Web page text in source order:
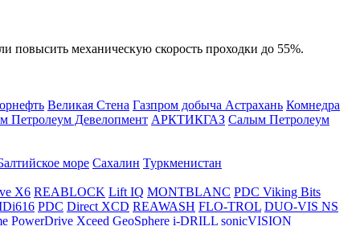
повысить механическую скорость проходки до 55%.
Великая Стена Газпром добыча Астрахань Комнедра
Петролеум Девелопмент АРКТИКГАЗ Салым Петролеум
море Сахалин Туркменистан
X6 REABLOCK Lift IQ MONTBLANC PDC Viking Bits
PDC Direct XCD REAWASH FLO-TROL DUO-VIS NS
PowerDrive Xceed GeoSphere i-DRILL sonicVISION